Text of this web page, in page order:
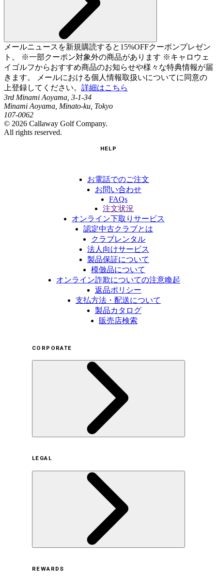
メールニュースを新規購読すると15%OFFクーポンプレゼン
ト。 ※一部クーポン対象外の商品があります ※キャロウェ
イゴルフからおすすめ商品のお知らせや様々な特典情報が届
きます。 メールにおける個人情報取扱いについてに同意の
上登録してください。 詳細はこちら
3rd Minami Aoyama, 3-1-34
Minami Aoyama, Minato-ku, Tokyo
107-0062
© 2026 Callaway Golf Company.
All rights reserved.
HELP
お電話でのご注文
お問い合わせ
FAQs
注文状況
オンライン下取りサービス
認定中古クラブとは
クラブレンタル
法人向けサービス
製品保証について
模倣品について
オンライン詐欺についての注意喚起
返品ポリシー
支払方法・配送について
製品カタログ
販売店検索
CORPORATE
サステナビリティの取り組み（日本）
サステナビリティの取り組み（米国/英語）
ヒストリー
採用情報
LEGAL
REWARDS